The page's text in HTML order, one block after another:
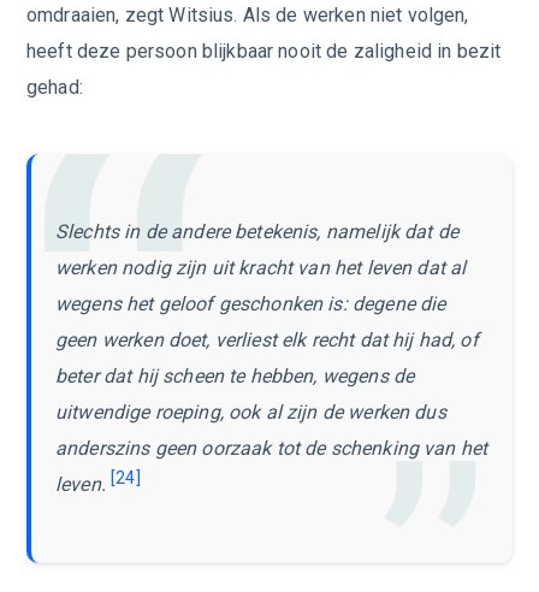
omdraaien, zegt Witsius. Als de werken niet volgen,
heeft deze persoon blijkbaar nooit de zaligheid in bezit
gehad:
Slechts in de andere betekenis, namelijk dat de
werken nodig zijn uit kracht van het leven dat al
wegens het geloof geschonken is: degene die
geen werken doet, verliest elk recht dat hij had, of
beter dat hij scheen te hebben, wegens de
uitwendige roeping, ook al zijn de werken dus
anderszins geen oorzaak tot de schenking van het
leven. [24]